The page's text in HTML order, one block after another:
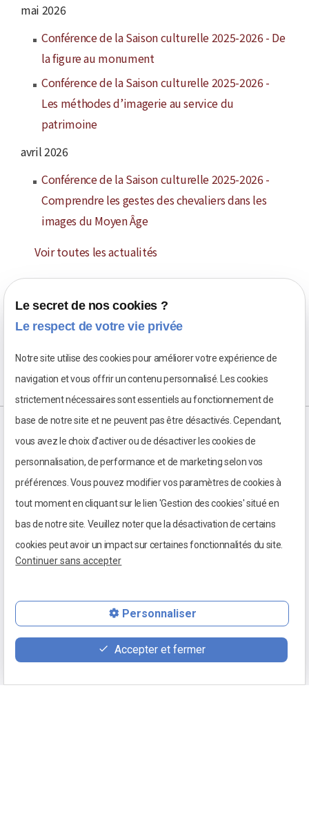
mai 2026
Conférence de la Saison culturelle 2025-2026 - De
la figure au monument
Conférence de la Saison culturelle 2025-2026 -
Les méthodes d’imagerie au service du
patrimoine
avril 2026
Conférence de la Saison culturelle 2025-2026 -
Comprendre les gestes des chevaliers dans les
images du Moyen Âge
Voir toutes les actualités
03 85 98 01 24
Le secret de nos cookies ?
Le respect de votre vie privée
Notre site utilise des cookies pour améliorer votre expérience de
navigation et vous offrir un contenu personnalisé. Les cookies
strictement nécessaires sont essentiels au fonctionnement de
base de notre site et ne peuvent pas être désactivés. Cependant,
vous avez le choix d'activer ou de désactiver les cookies de
personnalisation, de performance et de marketing selon vos
préférences. Vous pouvez modifier vos paramètres de cookies à
tout moment en cliquant sur le lien 'Gestion des cookies' situé en
bas de notre site. Veuillez noter que la désactivation de certains
cookies peut avoir un impact sur certaines fonctionnalités du site.
Continuer sans accepter
Personnaliser
Accepter et fermer